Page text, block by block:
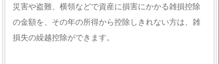
災害や盗難、横領などで資産に損害にかかる雑損控除
の金額を、その年の所得から控除しきれない方は、雑
損失の繰越控除ができます。